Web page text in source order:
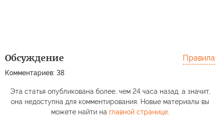
Обсуждение
Комментариев: 38
Правила
Эта статья опубликована более, чем 24 часа назад, а значит,
она недоступна для комментирования. Новые материалы вы
можете найти на главной странице.